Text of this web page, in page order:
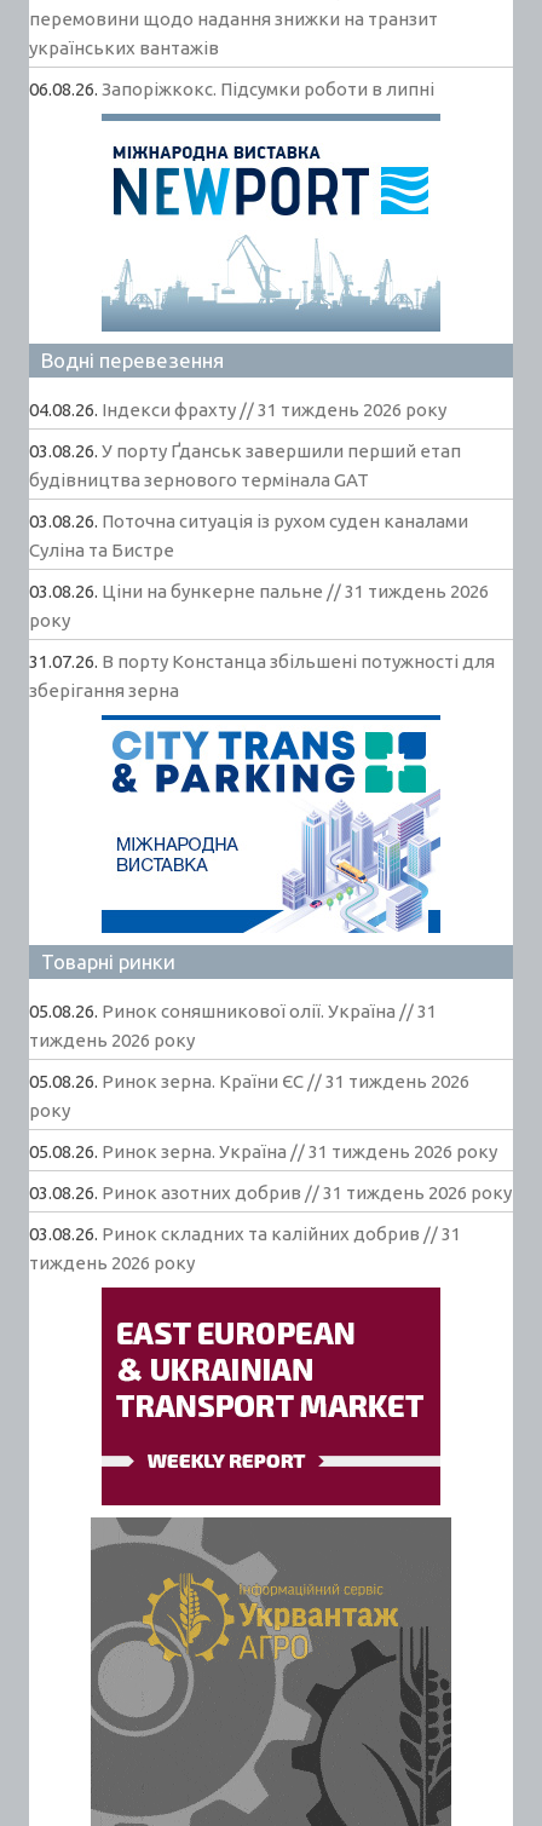
перемовини щодо надання знижки на транзит
українських вантажів
06.08.26. Запоріжкокс. Підсумки роботи в липні
Водні перевезення
04.08.26. Індекси фрахту // 31 тиждень 2026 року
03.08.26. У порту Ґданськ завершили перший етап
будівництва зернового термінала GAT
03.08.26. Поточна ситуація із рухом суден каналами
Суліна та Бистре
03.08.26. Ціни на бункерне пальне // 31 тиждень 2026
року
31.07.26. В порту Констанца збільшені потужності для
зберігання зерна
Товарні ринки
05.08.26. Ринок соняшникової олії. Україна // 31
тиждень 2026 року
05.08.26. Ринок зерна. Країни ЄС // 31 тиждень 2026
року
05.08.26. Ринок зерна. Україна // 31 тиждень 2026 року
03.08.26. Ринок азотних добрив // 31 тиждень 2026 року
03.08.26. Ринок складних та калійних добрив // 31
тиждень 2026 року